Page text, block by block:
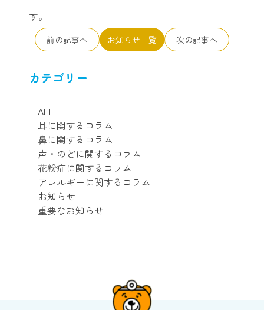
す。
前の記事へ お知らせ一覧 次の記事へ
カテゴリー
ALL
耳に関するコラム
鼻に関するコラム
声・のどに関するコラム
花粉症に関するコラム
アレルギーに関するコラム
お知らせ
重要なお知らせ